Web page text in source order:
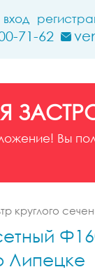
вход
71-62
Вы
круглого
Липецке